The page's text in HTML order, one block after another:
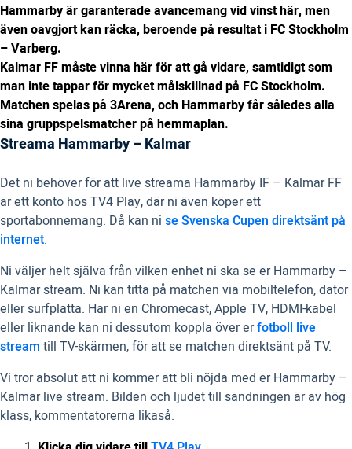
Hammarby är garanterade avancemang vid vinst här, men
även oavgjort kan räcka, beroende på resultat i FC Stockholm
– Varberg.
Kalmar FF måste vinna här för att gå vidare, samtidigt som
man inte tappar för mycket målskillnad på FC Stockholm.
Matchen spelas på 3Arena, och Hammarby får således alla
sina gruppspelsmatcher på hemmaplan.
Streama Hammarby – Kalmar
Det ni behöver för att live streama Hammarby IF – Kalmar FF
är ett konto hos TV4 Play, där ni även köper ett
sportabonnemang. Då kan ni se Svenska Cupen direktsänt på
internet.
Ni väljer helt själva från vilken enhet ni ska se er Hammarby –
Kalmar stream. Ni kan titta på matchen via mobiltelefon, dator
eller surfplatta. Har ni en Chromecast, Apple TV, HDMI-kabel
eller liknande kan ni dessutom koppla över erfotboll live
stream till TV-skärmen, för att se matchen direktsänt på TV.
Vi tror absolut att ni kommer att bli nöjda med er Hammarby –
Kalmar live stream. Bilden och ljudet till sändningen är av hög
klass, kommentatorerna likaså.